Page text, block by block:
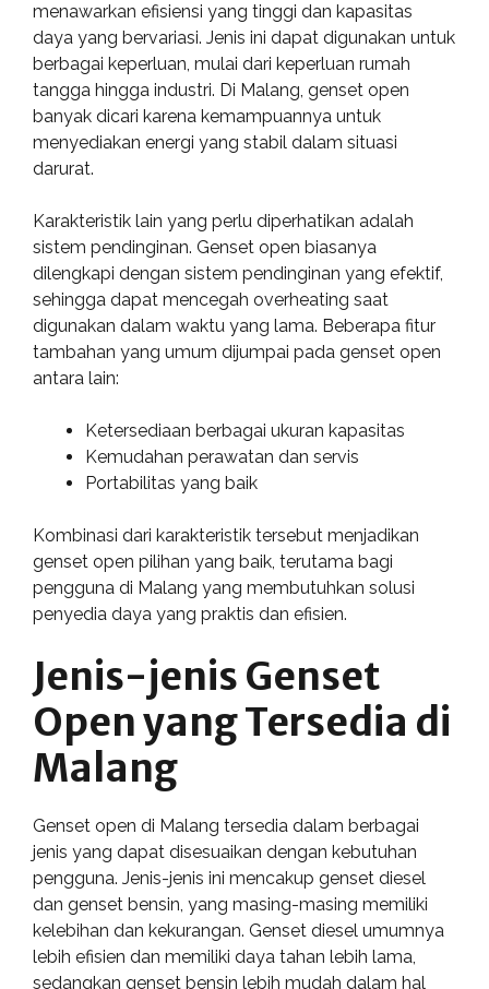
menawarkan efisiensi yang tinggi dan kapasitas
daya yang bervariasi. Jenis ini dapat digunakan untuk
berbagai keperluan, mulai dari keperluan rumah
tangga hingga industri. Di Malang, genset open
banyak dicari karena kemampuannya untuk
menyediakan energi yang stabil dalam situasi
darurat.
Karakteristik lain yang perlu diperhatikan adalah
sistem pendinginan. Genset open biasanya
dilengkapi dengan sistem pendinginan yang efektif,
sehingga dapat mencegah overheating saat
digunakan dalam waktu yang lama. Beberapa fitur
tambahan yang umum dijumpai pada genset open
antara lain:
Ketersediaan berbagai ukuran kapasitas
Kemudahan perawatan dan servis
Portabilitas yang baik
Kombinasi dari karakteristik tersebut menjadikan
genset open pilihan yang baik, terutama bagi
pengguna di Malang yang membutuhkan solusi
penyedia daya yang praktis dan efisien.
Jenis-jenis Genset
Open yang Tersedia di
Malang
Genset open di Malang tersedia dalam berbagai
jenis yang dapat disesuaikan dengan kebutuhan
pengguna. Jenis-jenis ini mencakup genset diesel
dan genset bensin, yang masing-masing memiliki
kelebihan dan kekurangan. Genset diesel umumnya
lebih efisien dan memiliki daya tahan lebih lama,
sedangkan genset bensin lebih mudah dalam hal